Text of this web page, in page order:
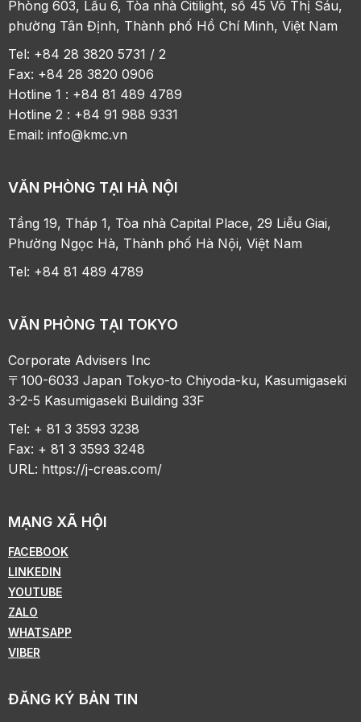
Phòng 603, Lầu 6, Tòa nhà Citilight, số 45 Võ Thị Sáu,
phường Tân Định, Thành phố Hồ Chí Minh, Việt Nam
Tel: +84 28 3820 5731 / 2
Fax: +84 28 3820 0906
Hotline 1 : +84 81 489 4789
Hotline 2 : +84 91 988 9331
Email:info@kmc.vn
VĂN PHÒNG TẠI HÀ NỘI
Tầng 19, Tháp 1, Tòa nhà Capital Place, 29 Liễu Giai,
Phường Ngọc Hà, Thành phố Hà Nội, Việt Nam
Tel: +84 81 489 4789
VĂN PHÒNG TẠI TOKYO
Corporate Advisers Inc
〒100-6033 Japan Tokyo-to Chiyoda-ku, Kasumigaseki
3-2-5 Kasumigaseki Building 33F
Tel: + 81 3 3593 3238
Fax: + 81 3 3593 3248
URL: https://j-creas.com/
MẠNG XÃ HỘI
FACEBOOK
LINKEDIN
YOUTUBE
ZALO
WHATSAPP
VIBER
ĐĂNG KÝ BẢN TIN